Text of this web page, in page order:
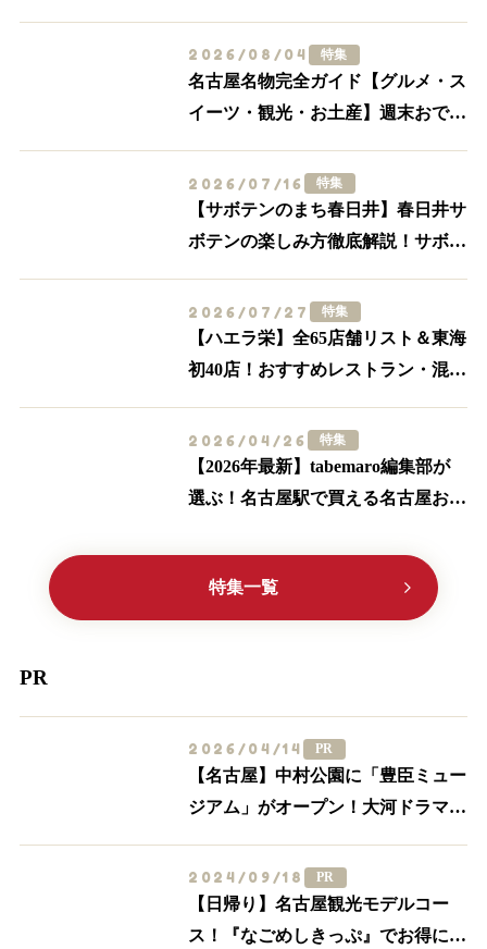
2026/08/04 特集
名古屋名物完全ガイド【グルメ・ス
イーツ・観光・お土産】週末おでか
2026/07/16 特集
【サボテンのまち春日井】春日井サ
ボテンの楽しみ方徹底解説！サボテ
買う・体験する】
2026/07/27 特集
【ハエラ栄】全65店舗リスト＆東海
初40店！おすすめレストラン・混
2026/04/26 特集
【2026年最新】tabemaro編集部が
選ぶ！名古屋駅で買える名古屋お土
特集一覧
PR
2026/04/14 PR
【名古屋】中村公園に「豊臣ミュー
ジアム」がオープン！大河ドラマ
トを一挙紹介
2024/09/18 PR
【日帰り】名古屋観光モデルコー
ス！『なごめしきっぷ』でお得にグ